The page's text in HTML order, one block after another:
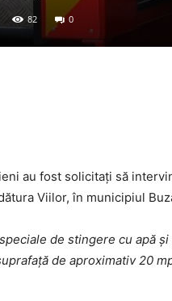
82 0
au fost solicitați să
Viilor, în municipiul
de stingere cu apă și
de aproximativ 20